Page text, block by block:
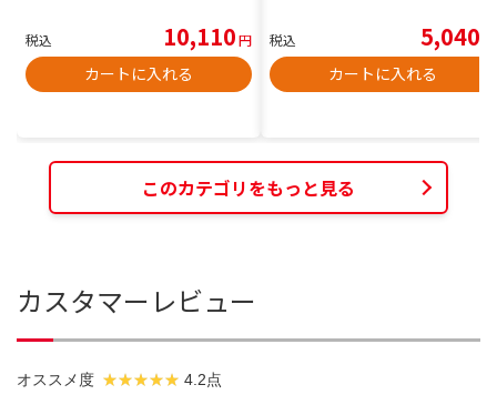
税込 10,110円
カートに入れる
税込 5,040
カートに入れる
このカテゴリをもっと見る
カスタマーレビュー
オススメ度 4.2点